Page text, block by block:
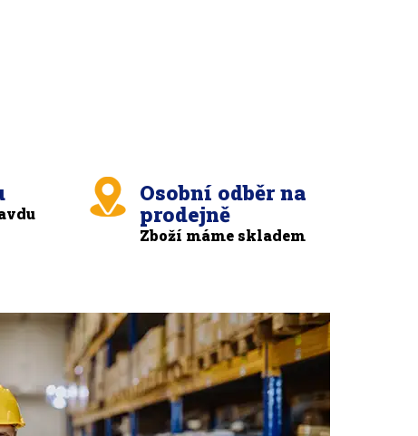
Osobní odběr na
prodejně
Zboží máme skladem